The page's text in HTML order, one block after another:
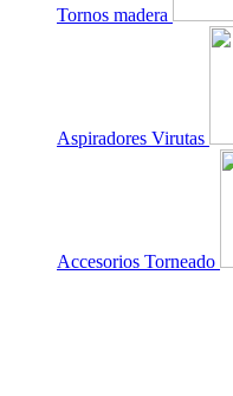
Tornos madera
Aspiradores Virutas
Accesorios Torneado